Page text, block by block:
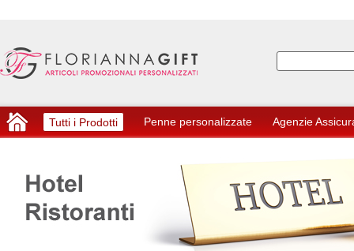
Tutti i Prodotti Penne personalizzate Agenzie